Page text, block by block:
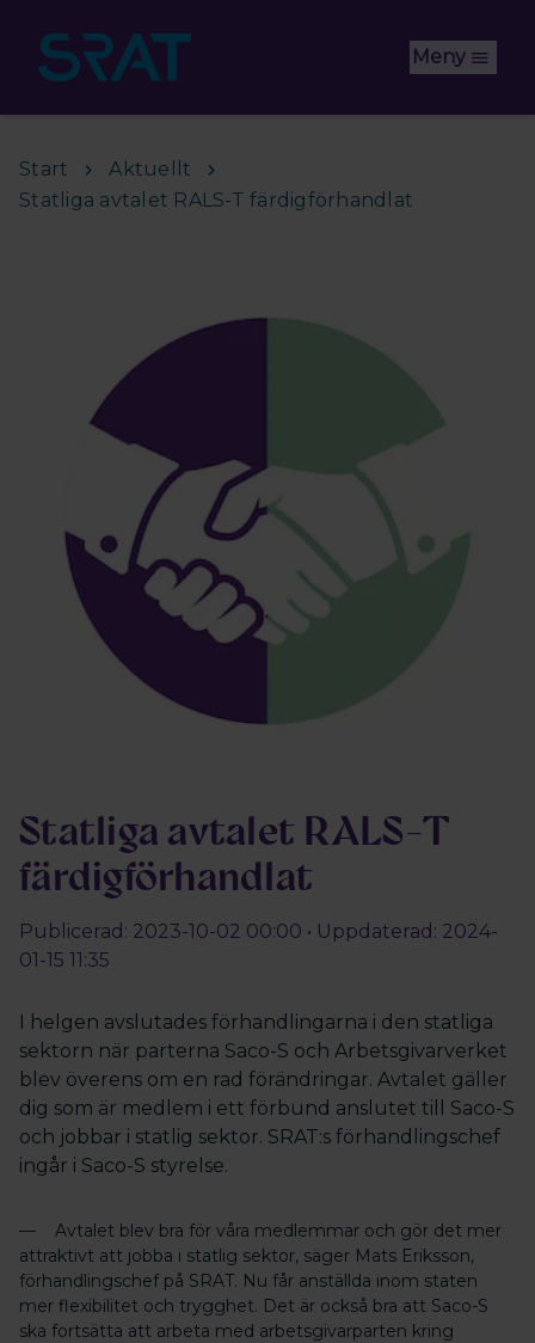
Meny
Start
Aktuellt
Statliga avtalet RALS-T färdigförhandlat
Statliga avtalet RALS-T
färdigförhandlat
Publicerad: 2023-10-02 00:00 • Uppdaterad: 2024-
01-15 11:35
I helgen avslutades förhandlingarna i den statliga
sektorn när parterna Saco-S och Arbetsgivarverket
blev överens om en rad förändringar. Avtalet gäller
dig som är medlem i ett förbund anslutet till Saco-S
och jobbar i statlig sektor. SRAT:s förhandlingschef
ingår i Saco-S styrelse.
— Avtalet blev bra för våra medlemmar och gör det mer
attraktivt att jobba i statlig sektor, säger Mats Eriksson,
förhandlingschef på SRAT. Nu får anställda inom staten
mer flexibilitet och trygghet. Det är också bra att Saco-S
ska fortsätta att arbeta med arbetsgivarparten kring